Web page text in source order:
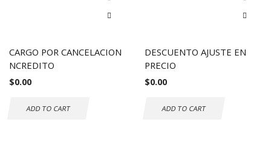
CARGO POR CANCELACION
NCREDITO
$0.00
ADD TO CART
DESCUENTO AJUSTE EN
PRECIO
$0.00
ADD TO CART